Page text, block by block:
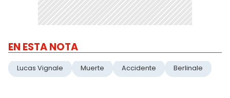
EN ESTA NOTA
Lucas Vignale Muerte Accidente Berlinale